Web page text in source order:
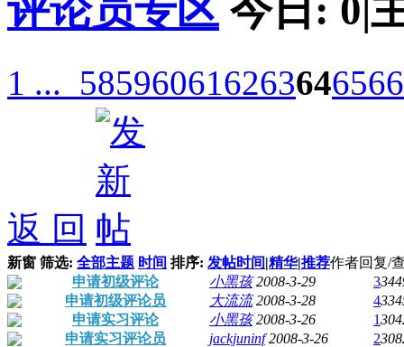
评论员专区 今日: 0|
1 ... 585960616263646566
返 回
新窗 筛选: 全部主题 时间 排序: 发帖时间|精华|推荐作者回复/
申请初级评论
小黑孩 2008-3-29 3
申请初级评论员
大流流 2008-3-28 4
申请实习评论
小黑孩 2008-3-26 1
申请实习评论员
jackjuninf 2008-3-26 2